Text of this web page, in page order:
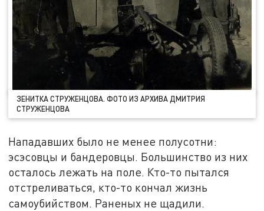
ЗЕНИТКА СТРУЖЕНЦОВА. ФОТО ИЗ АРХИВА ДМИТРИЯ
СТРУЖЕНЦОВА
Нападавших было не менее полусотни:
эсэсовцы и бандеровцы. Большинство из них
осталось лежать на поле. Кто-то пытался
отстреливаться, кто-то кончал жизнь
самоубийством. Раненых не щадили.